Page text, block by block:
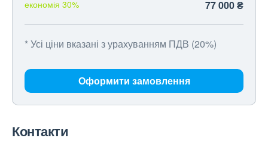
економія 30% 77 000 ₴
* Усі ціни вказані з урахуванням ПДВ (20%)
Оформити замовлення
Контакти